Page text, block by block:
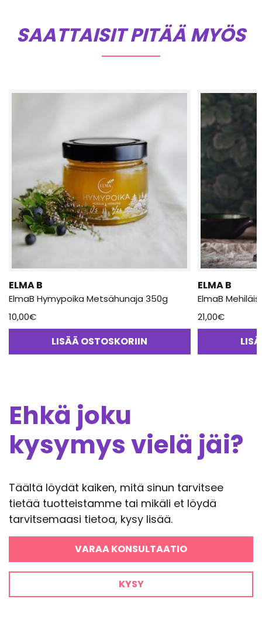
SAATTAISIT PITÄÄ MYÖS
ELMA B
ElmaB Hymypoika Metsähunaja 350g
10,00€
LISÄÄ OSTOSKORIIN
ELMA B
ElmaB
21,00€
Ehkä joku
kysymys vielä jäi?
Täältä löydät kaiken, mitä sinun tarvitsee
tietää tuotteistamme tai mikäli et löydä
tarvitsemaasi tietoa, kysy lisää.
VARAA KONSULTAATIO
KYSY